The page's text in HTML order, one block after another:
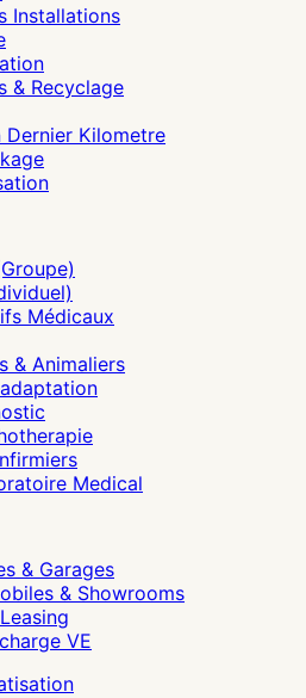
Installations
& Recyclage
Dernier Kilometre
Médicaux
& Animaliers
Medical
& Garages
& Showrooms
VE